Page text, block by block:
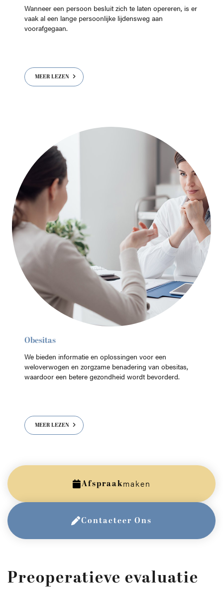
Wanneer een persoon besluit zich te laten opereren, is er
vaak al een lange persoonlijke lijdensweg aan
voorafgegaan.
MEER LEZEN
Obesitas
We bieden informatie en oplossingen voor een
weloverwogen en zorgzame benadering van obesitas,
waardoor een betere gezondheid wordt bevorderd.
MEER LEZEN
Afspraakmaken
Contacteer Ons
Preoperatieve evaluatie